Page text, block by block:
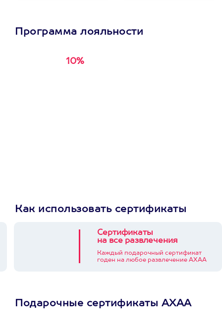
Программа лояльности
10%
Как использовать сертификаты
Сертификаты
на все развлечения
Каждый подарочный сертификат
годен на любое развлечение АХАА
Подарочные сертификаты АХАА